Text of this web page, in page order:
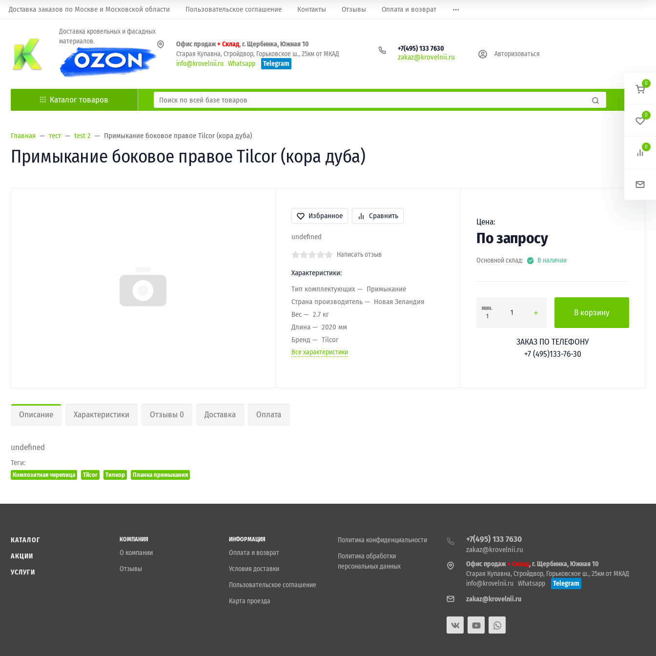
Доставка заказов по Москве и Московской области Пользовательское соглашение Контакты Отзывы Оплата и возврат
Доставка кровельных и фасадных
материалов.
Офис продаж+ Склад, г. Щербинка, Южная 10
Старая Купавна, Стройдвор, Горьковское ш., 25км от МКАД
info@krovelnii.ru Whatsapp Telegram
+7(495) 133 7630
zakaz@krovelnii.ru Авторизоваться
Каталог товаров
Главная тест test 2 Примыкание боковое правое Tilcor (кора дуба)
Примыкание боковое правое Tilcor (кора дуба)
Избранное Сравнить
undefined
Написать отзыв
Характеристики:
Тип комплектующих
Примыкание
Страна производитель
Новая Зеландия
Вес
2.7 кг
Длина
2020 мм
Бренд
Tilcor
Все характеристики
Цена:
По запросу
Основной склад: В наличии
мин.
1
В корзину
ЗАКАЗ ПО ТЕЛЕФОНУ
+7 (495)133-76-30
Описание Характеристики Отзывы 0 Доставка Оплата
undefined
Теги:
Композитная черепица Tilcor Тилкор Планка примыкания
КАТАЛОГ
АКЦИИ
УСЛУГИ
КОМПАНИЯ
О компании
Отзывы
ИНФОРМАЦИЯ
Оплата и возврат
Условия доставки
Пользовательское соглашение
Карта проезда
Политика конфиденциальности
Политика обработки
персональных данных
+7(495) 133 7630
zakaz@krovelnii.ru
Офис продаж+ Склад, г. Щербинка, Южная 10
Старая Купавна, Стройдвор, Горьковское ш., 25км от МКАД
info@krovelnii.ru
Whatsapp
Telegram
zakaz@krovelnii.ru
0
0
0